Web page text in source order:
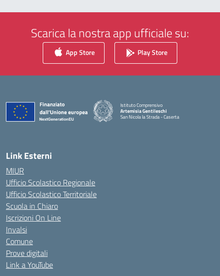
Scarica la nostra app ufficiale su:
App Store Play Store
Istituto Comprensivo
Artemisia Gentileschi
San Nicola la Strada - Caserta
Link Esterni
MIUR
Ufficio Scolastico Regionale
Ufficio Scolastico Territoriale
Scuola in Chiaro
Iscrizioni On Line
Invalsi
Comune
Prove digitali
Link a YouTube